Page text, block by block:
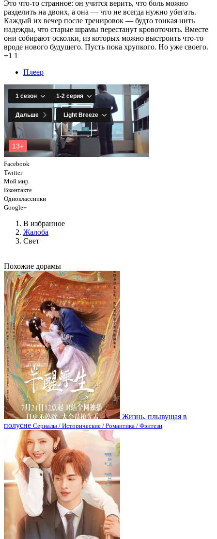
Это что-то странное: он учится верить, что боль можно
разделить на двоих, а она — что не всегда нужно убегать.
Каждый их вечер после тренировок — будто тонкая нить
надежды, что старые шрамы перестанут кровоточить. Вместе
они собирают осколки, из которых можно выстроить что-то
вроде нового будущего. Пусть пока хрупкого. Но уже своего.
+1 1
Плеер
Facebook
Twitter
Мой мир
Вконтакте
Одноклассники
Google+
В избранное
Жалоба
Свет
Похожие дорамы
Жизнь, плывущая в
полусне Сериалы / Исторические / Романтика / Фэнтези